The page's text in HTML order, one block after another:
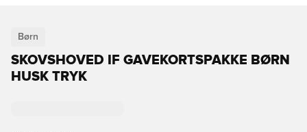
Børn
SKOVSHOVED IF GAVEKORTSPAKKE BØRN
HUSK TRYK